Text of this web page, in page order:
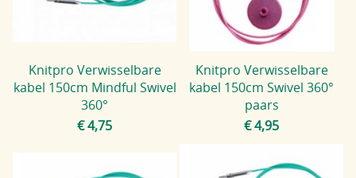
Knitpro Verwisselbare
kabel 150cm Mindful Swivel
360°
€ 4,75
Knitpro Verwisselbare
kabel 150cm Swivel 360°
paars
€ 4,95